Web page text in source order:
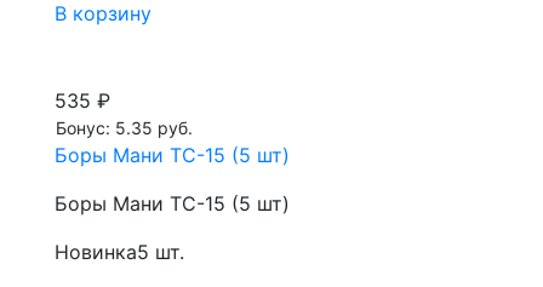
В корзину
535 ₽
Бонус: 5.35 руб.
Боры Мани TC-15 (5 шт)
Боры Мани TC-15 (5 шт)
Новинка5 шт.